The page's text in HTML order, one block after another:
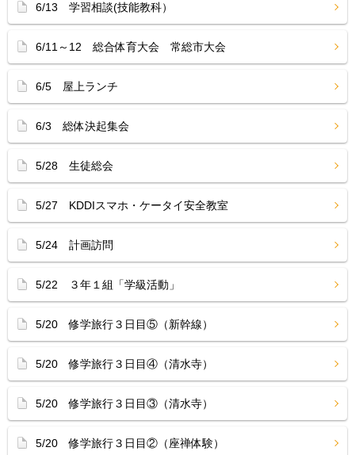
6/13 学習相談(技能教科）
6/11～12 総合体育大会 常総市大会
6/5 屋上ランチ
6/3 総体決起集会
5/28 生徒総会
5/27 KDDIスマホ・ケータイ安全教室
5/24 計画訪問
5/22 ３年１組「学級活動」
5/20 修学旅行３日目⑤（新幹線）
5/20 修学旅行３日目④（清水寺）
5/20 修学旅行３日目③（清水寺）
5/20 修学旅行３日目②（座禅体験）